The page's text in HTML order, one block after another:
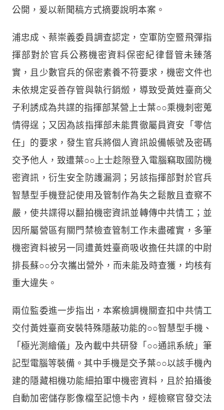
公開，爰以新聞稿方式摘要說明本案。
浦忠成、蔡崇義委員調查認定，空軍防空暨飛彈指
揮部對於官兵公務機密資料保密紀律督管未臻落
實，且少數官兵的保密素養不符要求，機密文件也
未依規定妥善存管與執行銷燬，導致受黃姓臺商父
子利誘成為共諜的指揮部某營上士葉○○乘機刺密蒐
情得逞；又因為該指揮部未能貫徹屬員資安「零信
任」的要求，發生官兵將個人資訊設備帳號及密碼
交予他人，致遭葉○○上士趁隙登入電腦竊取國防機
密資訊，衍生安全防護漏洞；另該指揮部對於官兵
智慧型手機登記使用及管制作為失之鬆散且查察不
嚴，使共諜得以翻拍機密資訊並轉傳中共情工；並
因所屬營區有關門禁檢查管制工作未盡確實，多筆
機密資料被另一同遭黃姓臺商吸收擔任共諜的中尉
排長蘇○○分次攜出營外，而未能及時查獲，均核有
重大違失。
兩位監委進一步指出，本案檢調機關查扣中共情工
交付黃姓臺商安裝特殊隱蔽功能的○○智慧型手機、
「極光測繪儀」及內載中共研發「○○通訊系統」筆
記型電腦等裝備。其中手機是交予葉○○以該手機內
建的隱藏相機功能細拍軍中機密資料，且於拍攝後
自動加密儲存影像檔至記憶卡內，經檢察官發交法